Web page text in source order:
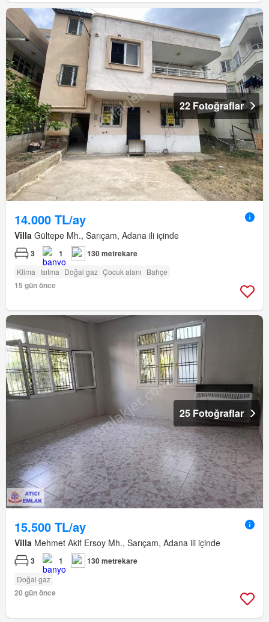
22 Fotoğraflar
14.000 TL/ay
Villa Gültepe Mh., Sarıçam, Adana ili içinde
3 1 130 metrekare
Klima Isıtma Doğal gaz Çocuk alanı Bahçe
15 gün önce
25 Fotoğraflar
15.500 TL/ay
Villa Mehmet Akif Ersoy Mh., Sarıçam, Adana ili içinde
3 1 130 metrekare
Doğal gaz
20 gün önce